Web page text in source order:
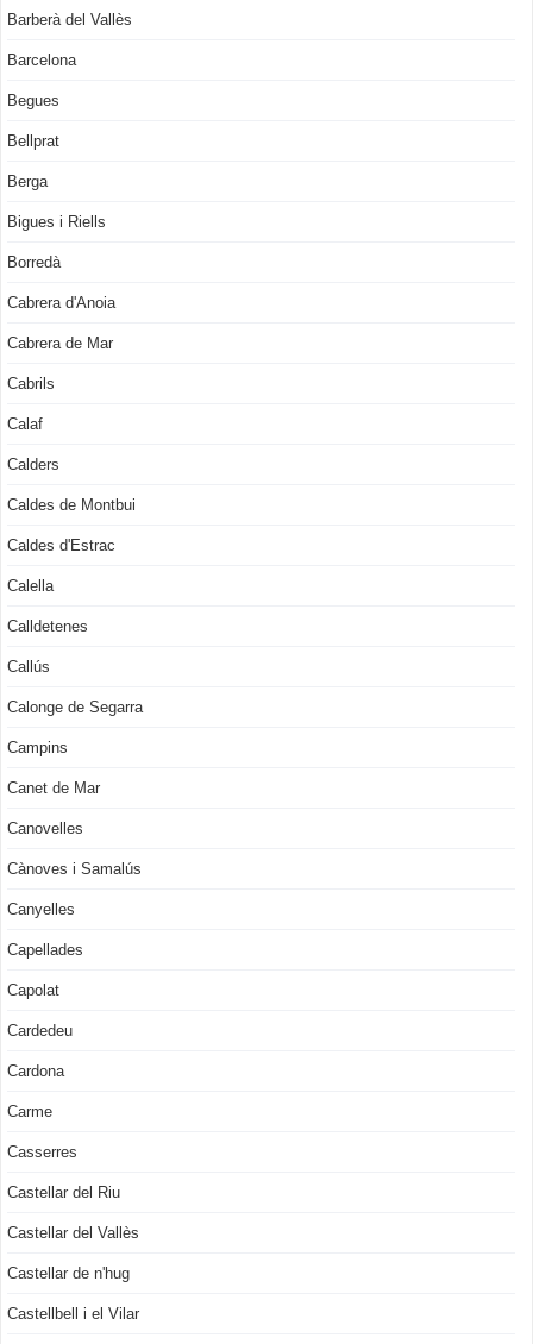
Barberà del Vallès
Barcelona
Begues
Bellprat
Berga
Bigues i Riells
Borredà
Cabrera d'Anoia
Cabrera de Mar
Cabrils
Calaf
Calders
Caldes de Montbui
Caldes d'Estrac
Calella
Calldetenes
Callús
Calonge de Segarra
Campins
Canet de Mar
Canovelles
Cànoves i Samalús
Canyelles
Capellades
Capolat
Cardedeu
Cardona
Carme
Casserres
Castellar del Riu
Castellar del Vallès
Castellar de n'hug
Castellbell i el Vilar